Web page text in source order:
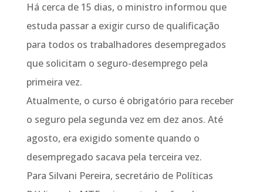
Há cerca de 15 dias, o ministro informou que
estuda passar a exigir curso de qualificação
para todos os trabalhadores desempregados
que solicitam o seguro-desemprego pela
primeira vez.
Atualmente, o curso é obrigatório para receber
o seguro pela segunda vez em dez anos. Até
agosto, era exigido somente quando o
desempregado sacava pela terceira vez.
Para Silvani Pereira, secretário de Políticas